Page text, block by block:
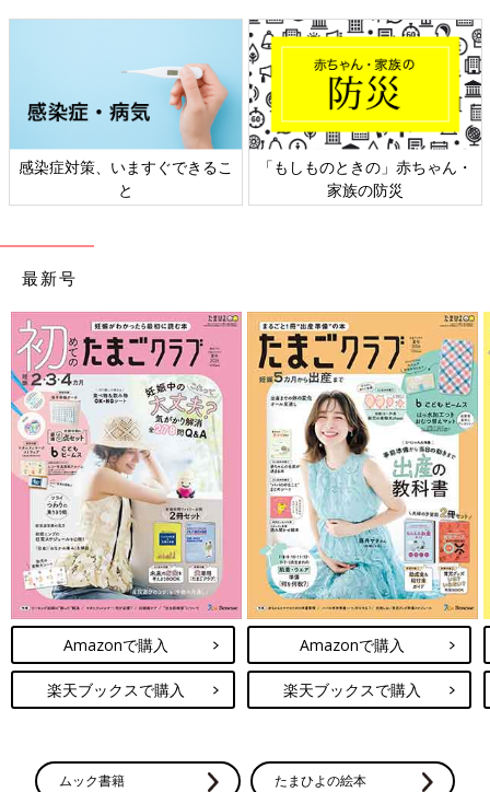
感染症対策、いますぐできるこ
と
「もしものときの」赤ちゃん・
家族の防災
最新号
Amazonで購入
楽天ブックスで購入
Amazonで購入
楽天ブックスで購入
ムック書籍 たまひよの絵本